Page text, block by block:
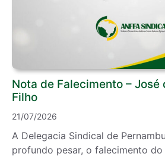
Nota de Falecimento – José
Filho
21/07/2026
A Delegacia Sindical de
profundo pesar, o falecimento